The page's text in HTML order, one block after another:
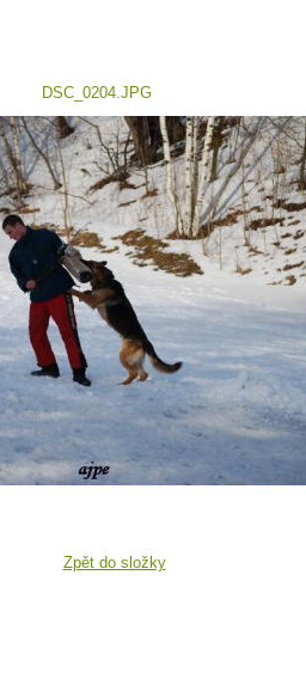
DSC_0204.JPG
Zpět do složky